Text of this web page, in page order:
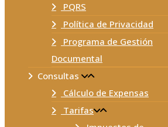
PQRS
Política de Privacidad
Programa de Gestión
Documental
Consultas
Cálculo de Expensas
Tarifas